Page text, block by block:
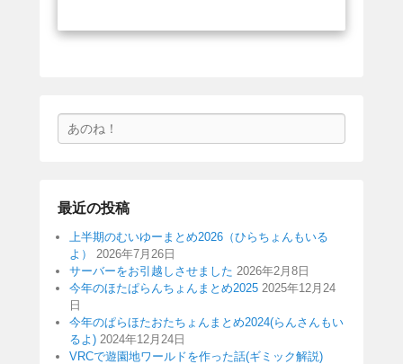
索
最近の投稿
上半期のむいゆーまとめ2026（ひらちょんもいる
よ）
2026年7月26日
サーバーをお引越しさせました 2026年2月8日
今年のほたぱらんちょんまとめ2025 2025年12月24
日
今年のぱらほたおたちょんまとめ2024(らんさんもい
るよ) 2024年12月24日
VRCで遊園地ワールドを作った話(ギミック解説)